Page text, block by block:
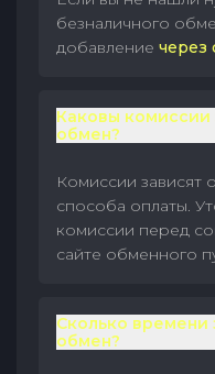
безналичного
добавление через
Каковы комиссии
обмен?
Комиссии зависят
способа оплаты.
комиссии перед
сайте обменного
Сколько времени
обмен?